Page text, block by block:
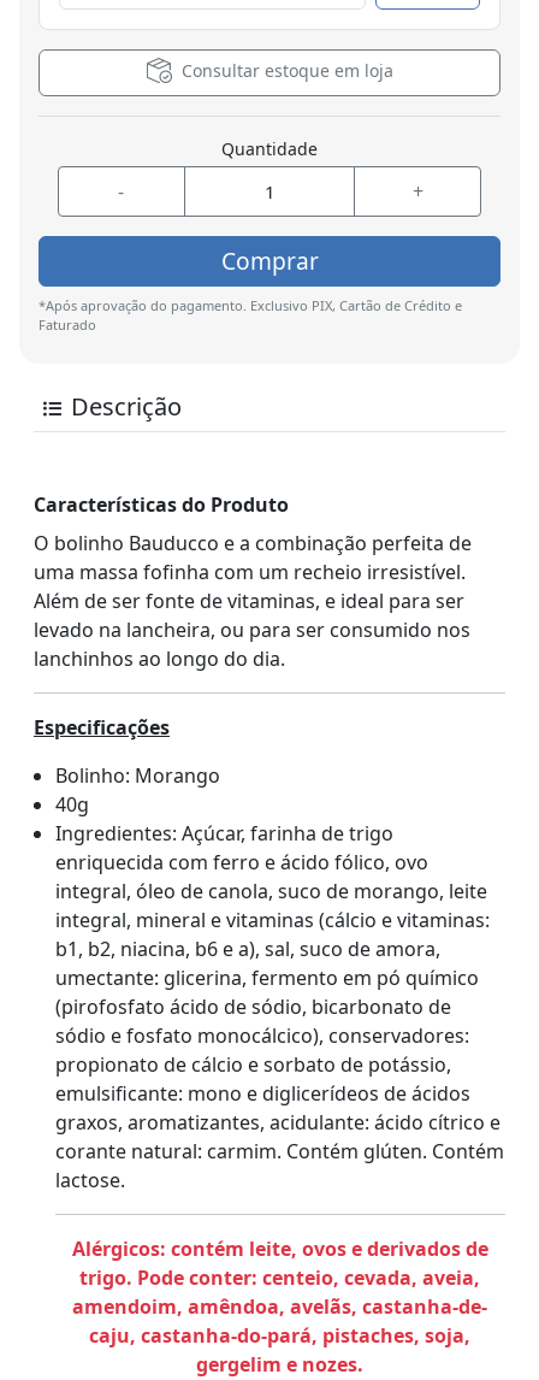
Consultar estoque em loja
Quantidade
- +
Comprar
*Após aprovação do pagamento. Exclusivo PIX, Cartão de Crédito e
Faturado
Descrição
Características do Produto
O bolinho Bauducco e a combinação perfeita de
uma massa fofinha com um recheio irresistível.
Além de ser fonte de vitaminas, e ideal para ser
levado na lancheira, ou para ser consumido nos
lanchinhos ao longo do dia.
Especificações
Bolinho: Morango
40g
Ingredientes: Açúcar, farinha de trigo
enriquecida com ferro e ácido fólico, ovo
integral, óleo de canola, suco de morango, leite
integral, mineral e vitaminas (cálcio e vitaminas:
b1, b2, niacina, b6 e a), sal, suco de amora,
umectante: glicerina, fermento em pó químico
(pirofosfato ácido de sódio, bicarbonato de
sódio e fosfato monocálcico), conservadores:
propionato de cálcio e sorbato de potássio,
emulsificante: mono e diglicerídeos de ácidos
graxos, aromatizantes, acidulante: ácido cítrico e
corante natural: carmim. Contém glúten. Contém
lactose.
Alérgicos: contém leite, ovos e derivados de
trigo. Pode conter: centeio, cevada, aveia,
amendoim, amêndoa, avelãs, castanha-de-
caju, castanha-do-pará, pistaches, soja,
gergelim e nozes.